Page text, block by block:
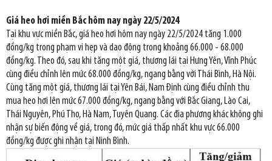
Giá heo hơi miền Bắc hôm nay ngày 22/5/2024
Tại khu vực miền Bắc, giá heo hơi hôm nay ngày 22/5/2024 tăng 1.000
đồng/kg trong phạm vi hẹp và dao động trong khoảng 66.000 - 68.000
đồng/kg. Theo đó, sau khi tăng một giá, thương lái tại Hưng Yên, Vĩnh Phúc
cùng điều chỉnh lên mức 68.000 đồng/kg, ngang bằng với Thái Bình, Hà Nội.
Cùng tăng một giá, thương lái tại Yên Bái, Nam Định cùng điều chỉnh thu
mua heo hơi lên mức 67.000 đồng/kg, ngang bằng với Bắc Giang, Lào Cai,
Thái Nguyên, Phú Thọ, Hà Nam, Tuyên Quang. Các địa phương khác không ghi
nhận sự biến động về giá, trong đó, mức giá thấp nhất khu vực 66.000
đồng/kg được ghi nhận tại Ninh Bình.